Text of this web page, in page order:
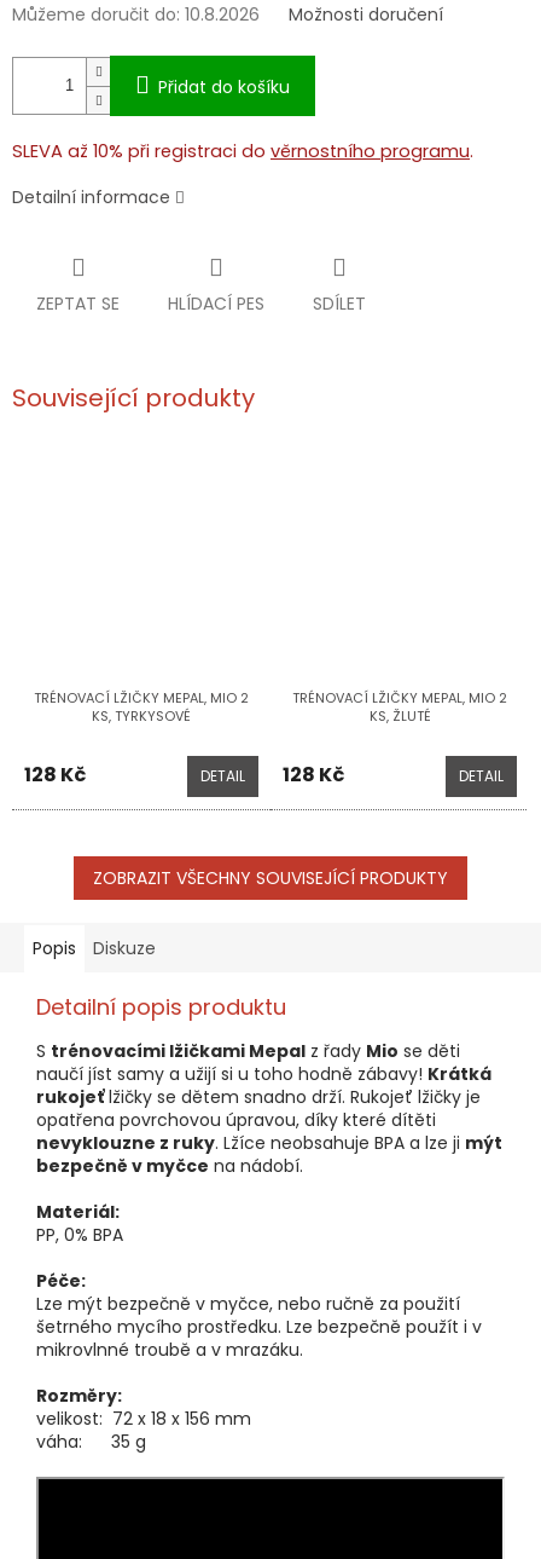
Můžeme doručit do: 10.8.2026 Možnosti doručení
Přidat do košíku
SLEVA až 10% při registraci do věrnostního programu.
Detailní informace
ZEPTAT SE HLÍDACÍ PES SDÍLET
Související produkty
TRÉNOVACÍ LŽIČKY MEPAL, MIO 2
KS, TYRKYSOVÉ
128 Kč DETAIL
TRÉNOVACÍ LŽIČKY MEPAL, MIO 2
KS, ŽLUTÉ
128 Kč DETAIL
ZOBRAZIT VŠECHNY SOUVISEJÍCÍ PRODUKTY
Popis Diskuze
Detailní popis produktu
S trénovacími lžičkami Mepal z řady Mio se děti
naučí jíst samy a užijí si u toho hodně zábavy! Krátká
rukojeťlžičky se dětem snadno drží. Rukojeť lžičky je
opatřena povrchovou úpravou, díky které dítěti
nevyklouzne z ruky. Lžíce neobsahuje BPA a lze ji mýt
bezpečně v myčce na nádobí.
Materiál:
PP, 0% BPA
Péče:
Lze mýt bezpečně v myčce, nebo ručně za použití
šetrného mycího prostředku. Lze bezpečně použít i v
mikrovlnné troubě a v mrazáku.
Rozměry:
velikost: 72 x 18 x 156 mm
váha: 35 g